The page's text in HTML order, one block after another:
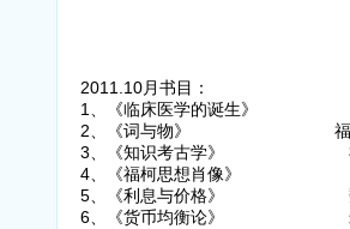
2011.10月书目：
1、《临床医学的诞生》
2、《词与物》 福
3、《知识考古学》
4、《福柯思想肖像》
5、《利息与价格》 魏
6、《货币均衡论》 米